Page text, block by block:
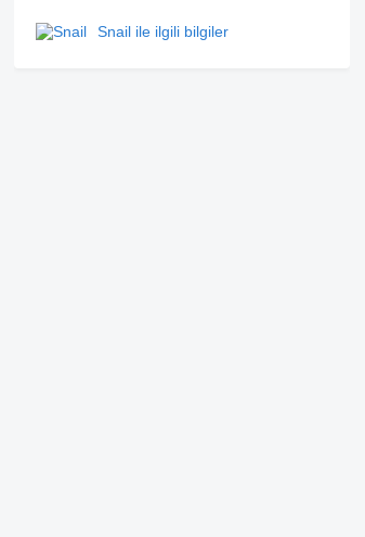
Snail ile ilgili bilgiler